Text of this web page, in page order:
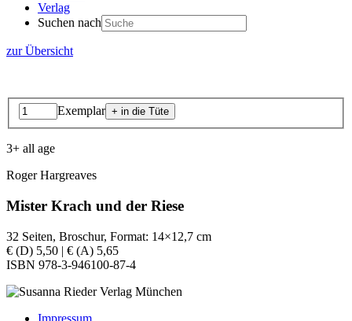
Verlag
Suchen nach
zur Übersicht
Exemplar
3+ all age
Roger Hargreaves
Mister Krach und der Riese
32 Seiten, Broschur, Format: 14×12,7 cm
€ (D) 5,50 | € (A) 5,65
ISBN 978-3-946100-87-4
Impressum